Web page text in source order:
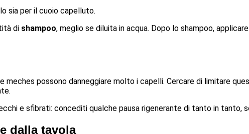
sia per il cuoio capelluto.
di shampoo, meglio se diluita in acqua. Dopo lo shampoo,
meches possono danneggiare molto i capelli. Cercare di limitare
e sfibrati: concediti qualche pausa rigenerante di tanto in tanto,
dalla tavola